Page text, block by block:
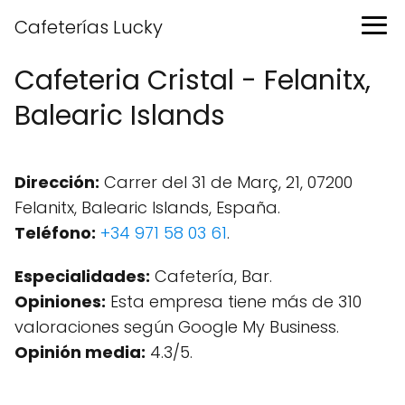
Cafeterías Lucky
Cafeteria Cristal - Felanitx,
Balearic Islands
Dirección: Carrer del 31 de Març, 21, 07200
Felanitx, Balearic Islands, España.
Teléfono: +34 971 58 03 61.
Especialidades: Cafetería, Bar.
Opiniones: Esta empresa tiene más de 310
valoraciones según Google My Business.
Opinión media: 4.3/5.